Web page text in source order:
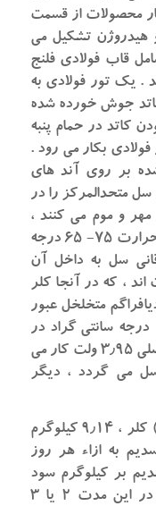
محصولات از قسمت
هیدروژن تشکیل می
قاب فولادی فلنج
. یک تور فولادی به
جوش خورده شده
کاتد در حمام پنبه
بکار می رود .
بر روی آند های
متحدالمرکز را در
و موم می کنند ،
میزان ۳۲۲ گرم بر لیتر آب نمک در حرارت ۷۵- ۶۵ درجه
سل به داخل آن
، که در آنجا کلر
متخلخل عبور
می کند . سل با یک کاتولیت ۹۹٫۵ درجه سانتی گراد در
۳۰۰۰۰ آمپر با بیشتر و با افت ولتاژ اصلی ۳٫۹۵ ولت کار می
می گردد ، دیگر
۲۵ کیلو وات ساعت بر تن (متریک) کلر ، ۹٫۱۴ کیلوگرم
سدیم به ازاء هر روز
کلرید سدیم بر کیلوگرم سود
سوز آور ، عمر آند ۲۸۰ روز ، که در این مدت ۲ یا ۳